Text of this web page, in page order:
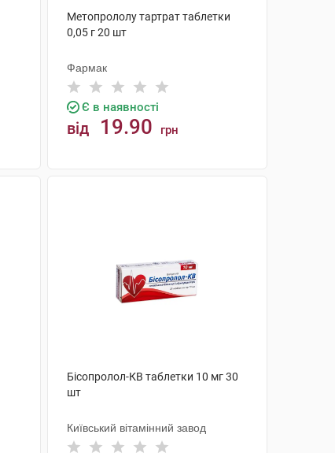
Метопрололу тартрат таблетки
0,05 г 20 шт
Фармак
Є в наявності
від 19.90 грн
Бісопролол-КВ таблетки 10 мг 30
шт
Київський вітамінний завод